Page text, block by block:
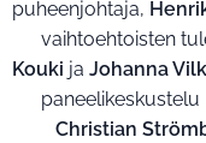
puheenjohtaja,
▪️ vaihtoehtoisten
Kouki ja Johanna
▪️ paneelikeskustelu
Christian